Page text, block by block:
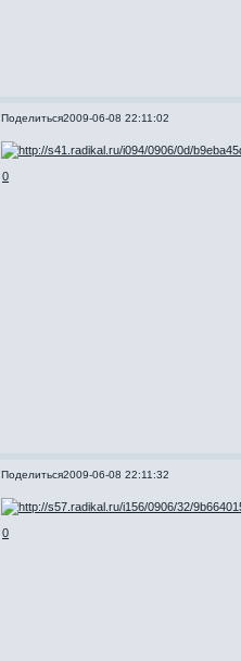
Поделиться2009-06-08 22:11:02
0
Поделиться2009-06-08 22:11:32
0